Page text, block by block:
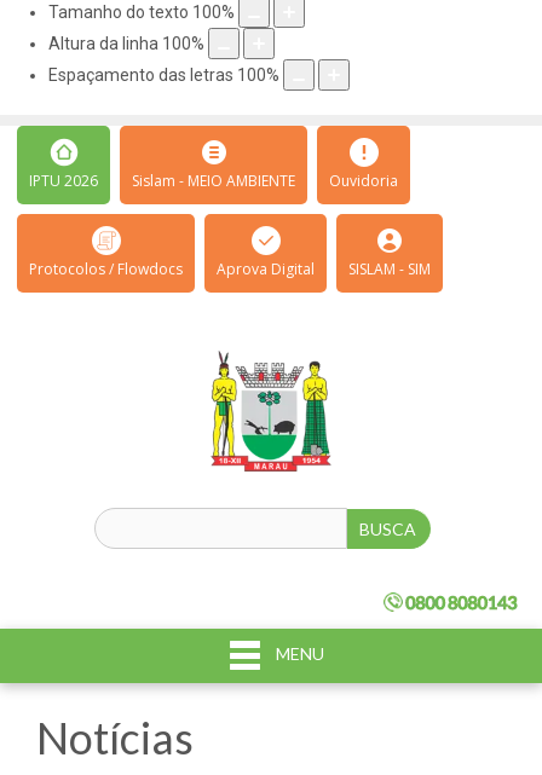
Tamanho do texto 100%
Altura da linha 100%
Espaçamento das letras 100%
IPTU 2026 Sislam - MEIO AMBIENTE Ouvidoria
Protocolos / Flowdocs Aprova Digital SISLAM - SIM
MENU
Notícias